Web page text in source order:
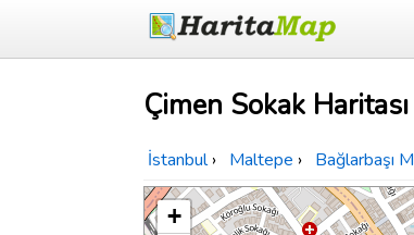
Çimen Sokak Haritası
İstanbul › Maltepe › Bağlarbaşı
+